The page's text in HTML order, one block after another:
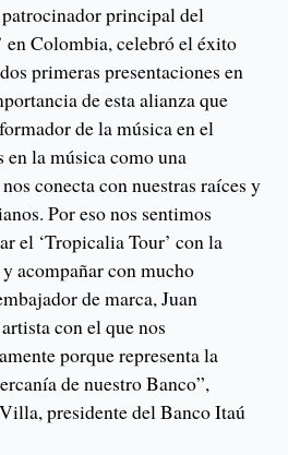
principal del
en Colombia, celebró el éxito
primeras presentaciones en
de esta alianza que
de la música en el
la música como una
conecta con nuestras raíces y
Por eso nos sentimos
el ‘Tropicalia Tour’ con la
acompañar con mucho
de marca, Juan
con el que nos
porque representa la
de nuestro Banco”,
presidente del Banco Itaú